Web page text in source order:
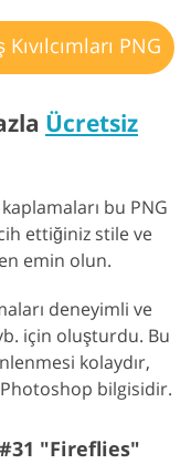
Kıvılcımları PNG
Ücretsiz
bu PNG
ettiğiniz stile ve
emin olun.
deneyimli ve
için oluşturdu. Bu
kolaydır,
Photoshop bilgisidir.
#31 "Fireflies"